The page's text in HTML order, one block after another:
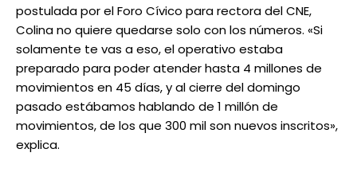
postulada por el Foro Cívico para rectora del CNE,
Colina no quiere quedarse solo con los números. «Si
solamente te vas a eso, el operativo estaba
preparado para poder atender hasta 4 millones de
movimientos en 45 días, y al cierre del domingo
pasado estábamos hablando de 1 millón de
movimientos, de los que 300 mil son nuevos inscritos»,
explica.